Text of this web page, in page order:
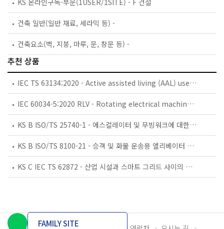
KS 온라인구독-부문(1USER/1SITE) - F 건설
건축 일반(일반 재료, 세라믹 등) -
건축요소(벽, 지붕, 마루, 문, 창문 등) -
추천 상품
IEC TS 63134:2020 - Active assisted living (AAL) use cases
IEC 60034-5:2020 RLV - Rotating electrical machines - Part 5: Degrees of protection provided by the integral design of rotating electrical machines (IP code) - Classification
KS B ISO/TS 25740-1 - 에스컬레이터 및 무빙워크에 대한 안전요건 — 제1부: 세계공통 필수 안전요건(GESRs)
KS B ISO/TS 8100-21 - 승객 및 화물 운송용 엘리베이터 —제21부: 세계공통 필수안전요건(GESRs)을 충족하는 세계공통 안전 파라미터(GSPs)
KS C IEC TS 62872 - 산업 시설과 스마트 그리드 사이의 산업 공정 측정, 제어 및 자동화 시스템 인터페이스
FAMILY SITE